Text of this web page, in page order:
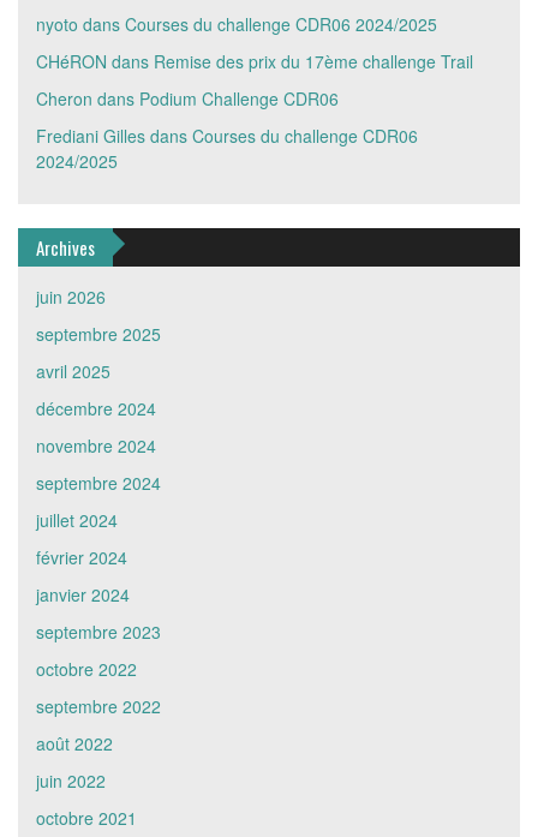
nyoto dans Courses du challenge CDR06 2024/2025
CHéRON dans Remise des prix du 17ème challenge Trail
Cheron dans Podium Challenge CDR06
Frediani Gilles dans Courses du challenge CDR06
2024/2025
Archives
juin 2026
septembre 2025
avril 2025
décembre 2024
novembre 2024
septembre 2024
juillet 2024
février 2024
janvier 2024
septembre 2023
octobre 2022
septembre 2022
août 2022
juin 2022
octobre 2021